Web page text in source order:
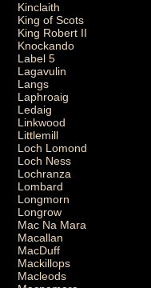
Kinclaith
King of Scots
King Robert II
Knockando
Label 5
Lagavulin
Langs
Laphroaig
Ledaig
Linkwood
Littlemill
Loch Lomond
Loch Ness
Lochranza
Lombard
Longmorn
Longrow
Mac Na Mara
Macallan
MacDuff
Mackillops
Macleods